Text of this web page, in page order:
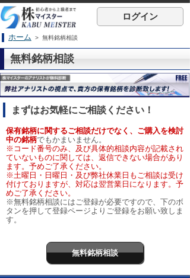
ログイン
ホーム > 無料銘柄相談
無料銘柄相談
まずはお気軽にご相談ください！
保有銘柄に関するご相談だけでなく、ご購入を検討
中の銘柄でもかまいません。
※コード番号のみ、及び具体的相談内容が記載され
ていないものに関しては、返信できない場合があり
ます。予めご了承ください。
※土曜日・日曜日・及び弊社休業日もご相談は受け
付けておりますが、対応は翌営業日になります。予
めご了承ください。
※無料銘柄相談にはご登録が必要ですので、下のボ
タンを押して登録ページよりご登録をお願い致しま
す。
無料銘柄相談